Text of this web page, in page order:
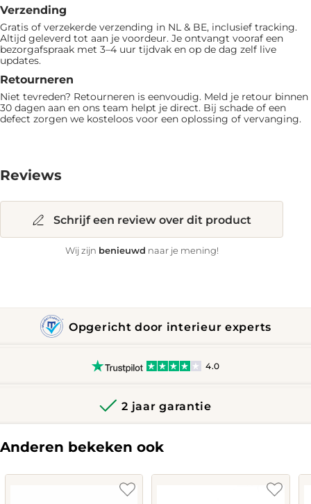
Verzending
Gratis of verzekerde verzending in NL & BE, inclusief tracking.
Altijd geleverd tot aan je voordeur. Je ontvangt vooraf een
bezorgafspraak met 3–4 uur tijdvak en op de dag zelf live
updates.
Retourneren
Niet tevreden? Retourneren is eenvoudig. Meld je retour binnen
30 dagen aan en ons team helpt je direct. Bij schade of een
defect zorgen we kosteloos voor een oplossing of vervanging.
Reviews
Schrijf een review over dit product
Wij zijn benieuwd naar je mening!
Opgericht door interieur experts
4.0
2 jaar garantie
Anderen bekeken ook